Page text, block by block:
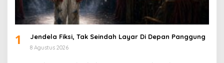
1 Jendela Fiksi, Tak Seindah Layar Di Depan Panggung
8 Agustus 2026